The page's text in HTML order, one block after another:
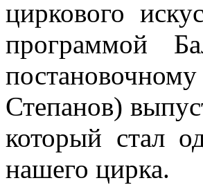
циркового
программой
Степанов)
который стал
нашего цирка.